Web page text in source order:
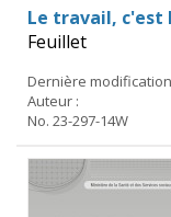
Le travail, c'est
Feuillet
Dernière
Auteur :
No. 23-297-14W